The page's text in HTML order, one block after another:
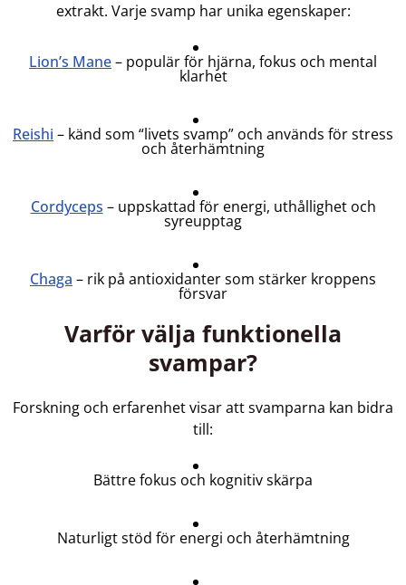
extrakt. Varje svamp har unika egenskaper:
Lion’s Mane– populär för hjärna, fokus och mental
klarhet
Reishi – känd som “livets svamp” och används för stress
och återhämtning
Cordyceps – uppskattad för energi, uthållighet och
syreupptag
Chaga – rik på antioxidanter som stärker kroppens
försvar
Varför välja funktionella
svampar?
Forskning och erfarenhet visar att svamparna kan bidra
till:
Bättre fokus och kognitiv skärpa
Naturligt stöd för energi och återhämtning